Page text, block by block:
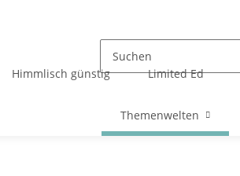
Himmlisch günstig Limited Ed
Themenwelten